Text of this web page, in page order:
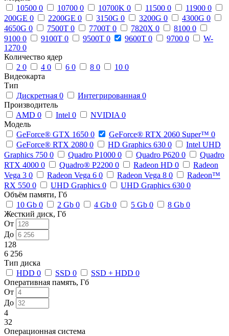
10500 0 10700 0 10700K 0 11500 0 11900 0
200GE 0 2200GE 0 3150G 0 3200G 0 4300G 0
4650G 0 7500T 0 7700T 0 7820X 0 8100 0
9100 0 9100T 0 9500T 0 9600T 0 9700 0
W-
1270 0
Количество ядер
2 0 4 0 6 0 8 0 10 0
Видеокарта
Тип
Дискретная 0 Интегрированная 0
Производитель
AMD 0 Intel 0 NVIDIA 0
Модель
GeForce® GTX 1650 0 GeForce® RTX 2060 Super™ 0
GeForce® RTX 2080 0 HD Graphics 630 0
Intel UHD
Graphics 750 0 Quadro P1000 0 Quadro P620 0
Quadro
RTX 4000 0 Quadro® P2200 0 Radeon HD 0
Radeon
Vega 3 0 Radeon Vega 6 0 Radeon Vega 8 0
Radeon™
RX 550 0 UHD Graphics 0 UHD Graphics 630 0
Объём памяти, Гб
10 Gb 0 2 Gb 0 4 Gb 0 5 Gb 0 8 Gb 0
Жесткий диск, Гб
От
До
128
6 256
Тип диска
HDD 0 SSD 0 SSD + HDD 0
Оперативная память, Гб
От
До
4
32
Операционная система